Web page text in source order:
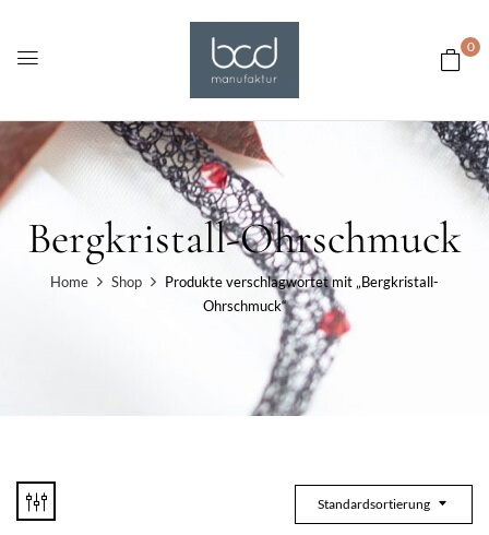
0
Bergkristall-Ohrschmuck
Home Shop
Produkte verschlagwortet mit „Bergkristall-
Ohrschmuck“
Standardsortierung